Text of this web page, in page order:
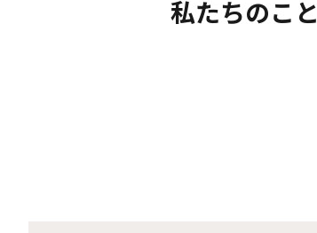
私たちのこと